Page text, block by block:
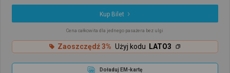
Kup Bilet
Cena całkowita dla jednego pasażera bez ulgi
Zaoszczędź 3% Użyj kodu LATO3
Doładuj EM-kartę